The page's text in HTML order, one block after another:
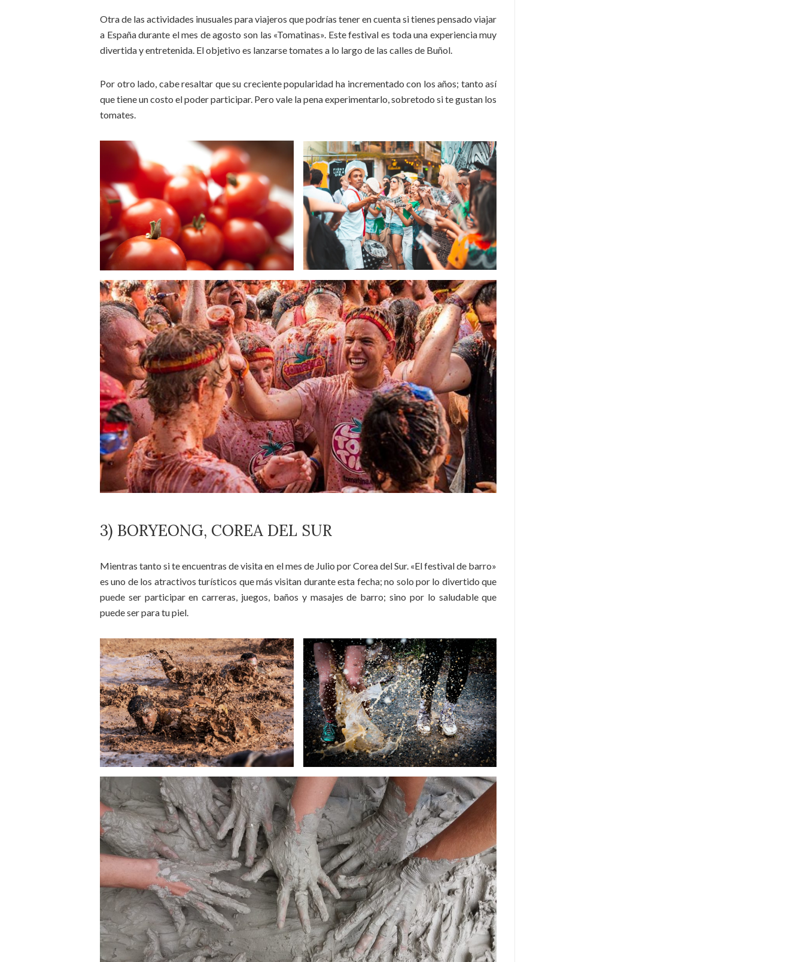
Otra de las actividades inusuales para viajeros que podrías tener en cuenta si tienes pensado viajar
a España durante el mes de agosto son las «Tomatinas». Este festival es toda una experiencia muy
divertida y entretenida. El objetivo es lanzarse tomates a lo largo de las calles de Buñol.
Por otro lado, cabe resaltar que su creciente popularidad ha incrementado con los años; tanto así
que tiene un costo el poder participar. Pero vale la pena experimentarlo, sobretodo si te gustan los
tomates.
3) BORYEONG, COREA DEL SUR
Mientras tanto si te encuentras de visita en el mes de Julio por Corea del Sur. «El festival de barro»
es uno de los atractivos turísticos que más visitan durante esta fecha; no solo por lo divertido que
puede ser participar en carreras, juegos, baños y masajes de barro; sino por lo saludable que
puede ser para tu piel.